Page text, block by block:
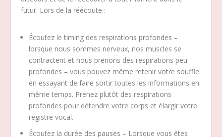
futur. Lors de la réécoute :
Écoutez le timing des respirations profondes –
lorsque nous sommes nerveux, nos muscles se
contractent et nous prenons des respirations peu
profondes – vous pouvez même retenir votre souffle
en essayant de faire sortir toutes les informations en
même temps. Prenez plutôt des respirations
profondes pour détendre votre corps et élargir votre
registre vocal.
Écoutez la durée des pauses – Lorsque vous êtes